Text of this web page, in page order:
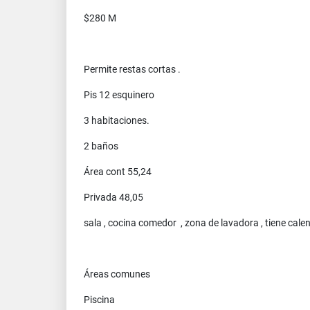
$280 M
Permite restas cortas .
Pis 12 esquinero
3 habitaciones.
2 baños
Área cont 55,24
Privada 48,05
sala , cocina comedor , zona de lavadora , tiene
Áreas comunes
Piscina